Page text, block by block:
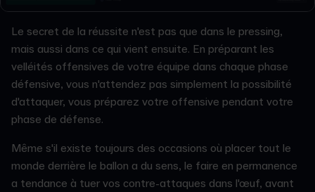
Le secret de la réussite n'est pas que dans le pressing,
mais aussi dans ce qui vient ensuite. En préparant les
velléités offensives de votre équipe dans chaque phase
défensive, vous n'attendez pas simplement la possibilité
d'attaquer, vous préparez votre offensive pendant votre
phase de défense.
Même s'il existe toujours des occasions où placer tout le
monde derrière le ballon a du sens, le faire en permanence
a tendance à tuer vos contre-attaques dans l'œuf, avant